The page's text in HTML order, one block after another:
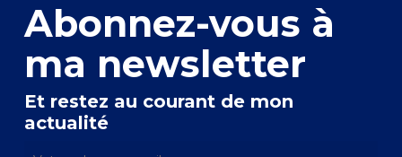
Abonnez-vous à
ma newsletter
Et restez au courant de mon
actualité